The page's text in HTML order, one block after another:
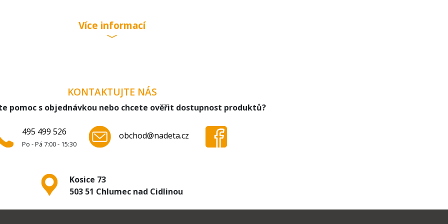
Více informací
KONTAKTUJTE NÁS
pomoc s objednávkou nebo chcete ověřit dostupnost produktů?
495 499 526
Po - Pá 7:00 - 15:30
obchod@nadeta.cz
Kosice 73
503 51 Chlumec nad Cidlinou